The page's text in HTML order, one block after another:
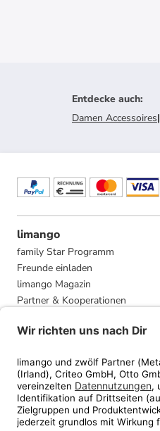
Entdecke auch:
Damen Accessoires|
limango
family Star Programm
Freunde einladen
limango Magazin
Partner & Kooperationen
Presse